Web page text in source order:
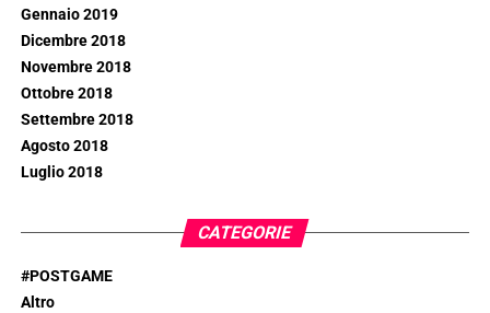
Gennaio 2019
Dicembre 2018
Novembre 2018
Ottobre 2018
Settembre 2018
Agosto 2018
Luglio 2018
CATEGORIE
#POSTGAME
Altro